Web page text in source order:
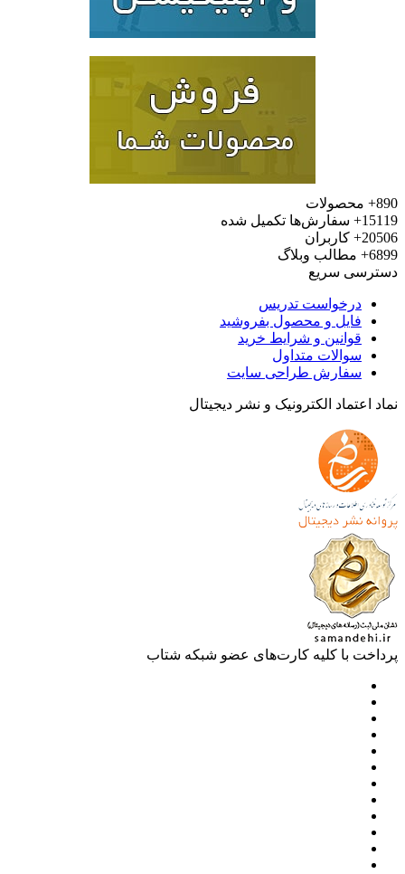
محصولات
سفارش‌ها تکمیل شده
کاربران
مطالب وبلاگ
سریع
درخواست تدریس
فایل و محصول بفروشید
قوانین و شرایط خرید
سوالات متداول
سفارش طراحی سایت
اعتماد الکترونیک و نشر دیجیتال
با کلیه کارت‌های عضو شبکه شتاب